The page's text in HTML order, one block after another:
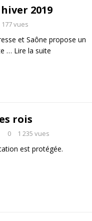
2019
177 vues
et Saône propose un
… Lire la suite
rois
0 1 235 vues
est protégée.